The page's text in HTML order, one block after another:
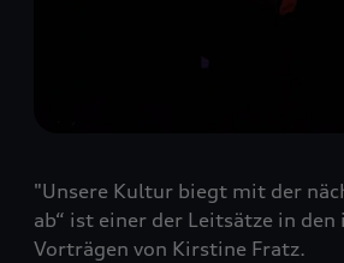
"Unsere Kultur biegt mit der
ab“ ist einer der Leitsätze in
Vorträgen von Kirstine Fratz.